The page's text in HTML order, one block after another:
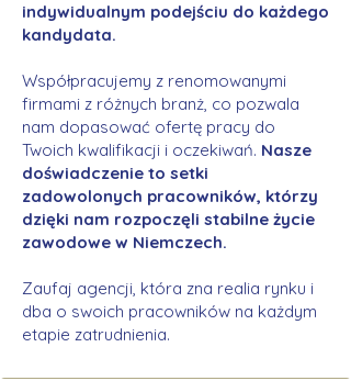
indywidualnym podejściu do każdego
kandydata.
Współpracujemy z renomowanymi
firmami z różnych branż, co pozwala
nam dopasować ofertę pracy do
Twoich kwalifikacji i oczekiwań. Nasze
doświadczenie to setki
zadowolonych pracowników, którzy
dzięki nam rozpoczęli stabilne życie
zawodowe w Niemczech.
Zaufaj agencji, która zna realia rynku i
dba o swoich pracowników na każdym
etapie zatrudnienia.